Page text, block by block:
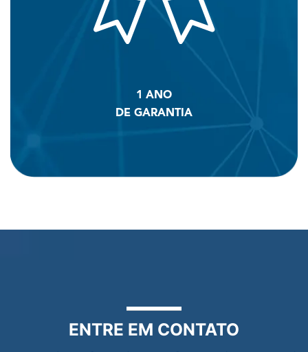
1 ANO
DE GARANTIA
ENTRE EM CONTATO